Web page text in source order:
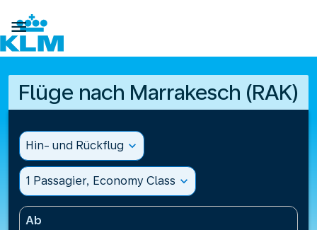

Flüge nach Marrakesch (RAK)
Hin- und Rückflug expand_more
1 Passagier, Economy Class expand_more
Ab